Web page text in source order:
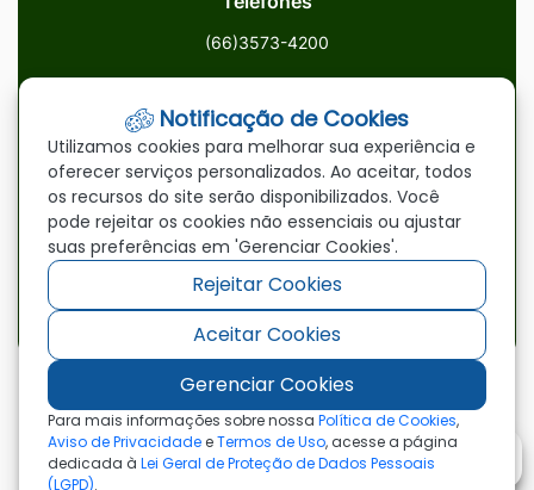
(66)3573-4200
ouvidoria@paranatinga.mt.gov.br
Localização
Av. Brasil, 1900, Centro, Paranatinga/MT, 78870-000
Redes Sociais
Acessar
a
Rede
Social
Facebook
Acessar
a
Rede
Social
Youtube
Acessar
a
Rede
Social
©2026 - Prefeitura Municipal de Paranatinga - MT
- Todos os direitos reservados
Notificação de Cookies
Utilizamos cookies para melhorar sua experiência e
oferecer serviços personalizados. Ao aceitar, todos
os recursos do site serão disponibilizados. Você
pode rejeitar os cookies não essenciais ou ajustar
suas preferências em 'Gerenciar Cookies'.
Rejeitar Cookies
Aceitar Cookies
Gerenciar Cookies
Para mais informações sobre nossa Política de Cookies,
Aviso de PrivacidadeeTermos de Uso, acesse a página
dedicada à Lei Geral de Proteção de Dados Pessoais
(LGPD).